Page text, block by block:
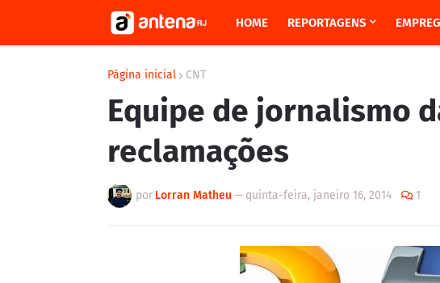
HOME REPORTAGENS
Página inicial CNT
Equipe de jornalismo
reclamações
por Lorran Matheu — quinta-feira, janeiro 16, 2014 1